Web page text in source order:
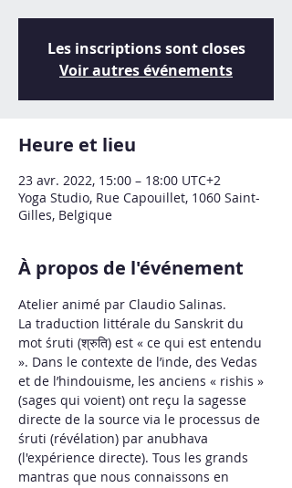
Les inscriptions sont closes
Voir autres événements
Heure et lieu
23 avr. 2022, 15:00 – 18:00 UTC+2
Yoga Studio, Rue Capouillet, 1060 Saint-
Gilles, Belgique
À propos de l'événement
Atelier animé par Claudio Salinas.
La traduction littérale du Sanskrit du
mot śruti (श्रुति) est « ce qui est entendu
». Dans le contexte de l’inde, des Vedas
et de l’hindouisme, les anciens « rishis »
(sages qui voient) ont reçu la sagesse
directe de la source via le processus de
śruti (révélation) par anubhava
(l'expérience directe). Tous les grands
mantras que nous connaissons en